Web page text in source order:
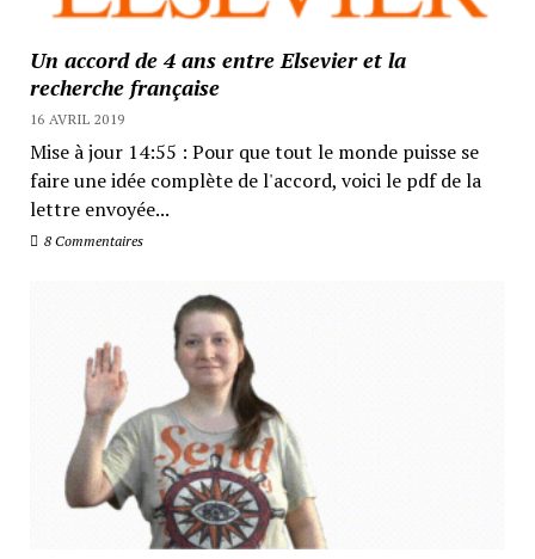
Un accord de 4 ans entre Elsevier et la
recherche française
16 AVRIL 2019
Mise à jour 14:55 : Pour que tout le monde puisse se
faire une idée complète de l'accord, voici le pdf de la
lettre envoyée...
8 Commentaires